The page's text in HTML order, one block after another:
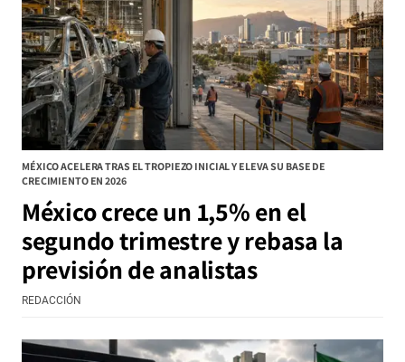
MÉXICO ACELERA TRAS EL TROPIEZO INICIAL Y ELEVA SU BASE DE
CRECIMIENTO EN 2026
México crece un 1,5% en el
segundo trimestre y rebasa la
previsión de analistas
REDACCIÓN